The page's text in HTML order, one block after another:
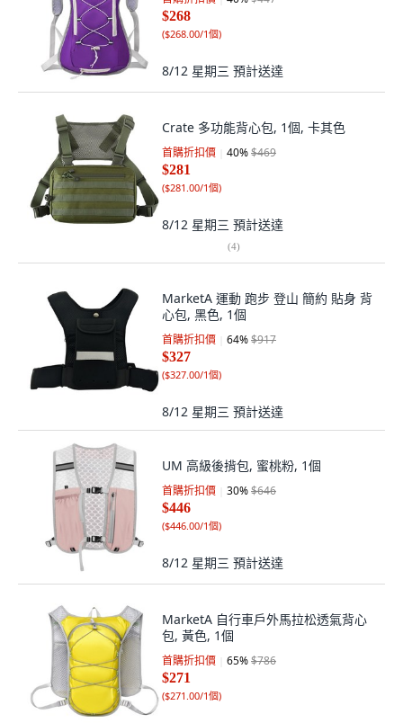
$268
($268.00/1個)
8/12 星期三 預計送達
Crate 多功能背心包, 1個, 卡其色
首購折扣價 40%$469
$281
($281.00/1個)
8/12 星期三 預計送達
(4)
MarketA 運動 跑步 登山 簡約 貼身 背
心包, 黑色, 1個
首購折扣價 64%$917
$327
($327.00/1個)
8/12 星期三 預計送達
UM 高級後揹包, 蜜桃粉, 1個
首購折扣價 30%$646
$446
($446.00/1個)
8/12 星期三 預計送達
MarketA 自行車戶外馬拉松透氣背心
包, 黃色, 1個
首購折扣價 65%$786
$271
($271.00/1個)